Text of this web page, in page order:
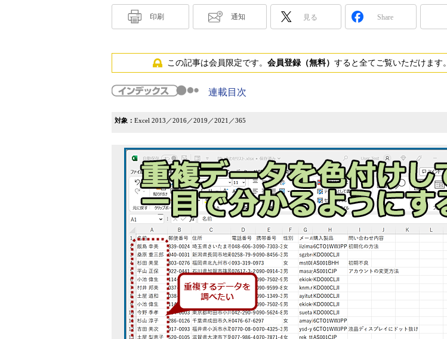
印刷 通知 見る Share
この記事は会員限定です。 会員登録（無料） すると全てご覧いただけます。
連載目次
対象： Excel 2013／2016／2019／2021／365